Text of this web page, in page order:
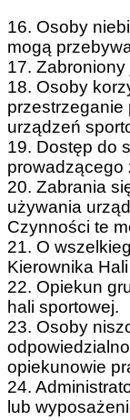
16. Osoby
mogą
17.
18. Osoby
urządzeń
19. Dostęp do
prowadzącego
20. Zabrania
używania
Czynności te
21. O
Kierownika
22. Opiekun
hali sportowej.
23. Osoby
opiekunowie
24.
lub